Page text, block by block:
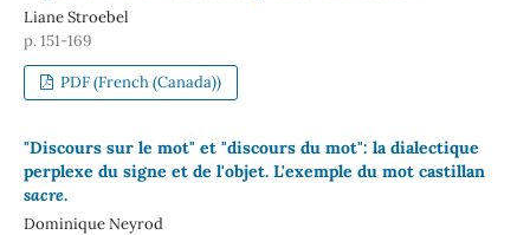
Liane Stroebel
p. 151-169
PDF (French (Canada))
"Discours sur le mot" et "discours du mot": la dialectique
perplexe du signe et de l'objet. L'exemple du mot castillan
sacre.
Dominique Neyrod